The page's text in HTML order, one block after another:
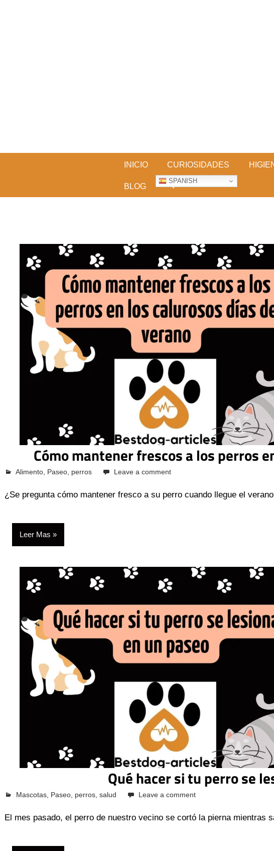
BESTDOGARTICLES
INICIO CURIOSIDADES
BLOG
SPANISH
Cómo mantener frescos a los perros
octubre 12, 2023
Pcvkk
Alimento, Paseo, perros Leave a comment
¿Se pregunta cómo mantener fresco a su perro cuando llegue el
Leer Mas
Qué hacer si tu perro se
octubre 12, 2023
Pcvkk
Mascotas, Paseo, perros, salud Leave a comment
El mes pasado, el perro de nuestro vecino se cortó la pierna mientras